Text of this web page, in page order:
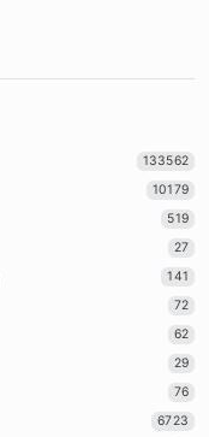
133562
10179
519
27
141
72
62
29
76
6723